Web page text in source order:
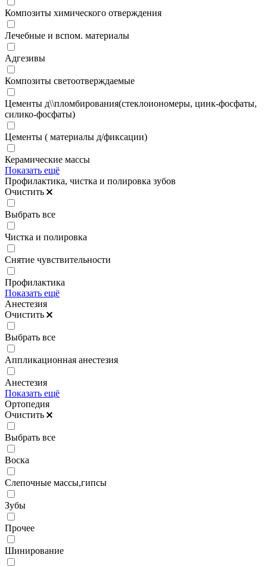
Композиты химического отверждения
Лечебные и вспом. материалы
Адгезивы
Композиты светоотверждаемые
Цементы д\\пломбирования(стеклоиономеры, цинк-фосфаты,
силико-фосфаты)
Цементы ( материалы д/фиксации)
Керамические массы
Показать ещё
Профилактика, чистка и полировка зубов
Очистить
Выбрать все
Чистка и полировка
Снятие чувствительности
Профилактика
Показать ещё
Анестезия
Очистить
Выбрать все
Аппликационная анестезия
Анестезия
Показать ещё
Ортопедия
Очистить
Выбрать все
Воска
Слепочные массы,гипсы
Зубы
Прочее
Шинирование